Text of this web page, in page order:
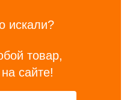
искали?
товар,
сайте!